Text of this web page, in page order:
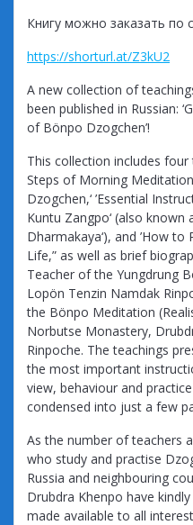
Книгу можно заказать по
https://shorturl.at/Z3kU2
A new collection of
been published in Russian:
of Bönpo Dzogchen’!
This collection includes
Steps of Morning
Dzogchen,‘ ’Essential
Kuntu Zangpo‘ (also known
Dharmakaya‘), and ’How
Life,” as well as brief
Teacher of the Yungdrung
Lopön Tenzin Namdak
the Bönpo Meditation
Norbutse Monastery,
Rinpoche. The teachings
the most important
view, behaviour and
condensed into just a few
As the number of teachers
who study and practise
Russia and neighbouring
Drubdra Khenpo have
made available to all